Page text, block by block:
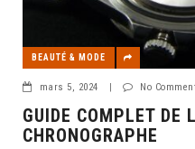
BEAUTÉ & MODE
mars 5, 2024 No
GUIDE COMPLET DE
CHRONOGRAPHE